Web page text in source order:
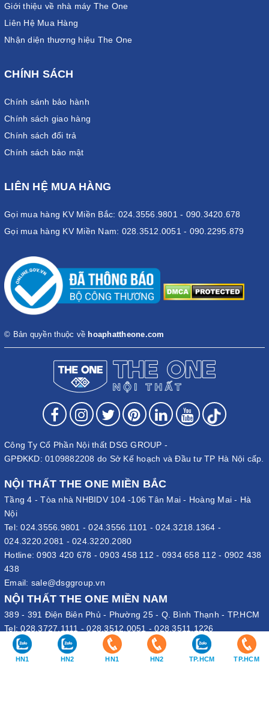
Giới thiệu về nhà máy The One
Liên Hệ Mua Hàng
Nhận diện thương hiệu The One
CHÍNH SÁCH
Chính sánh bảo hành
Chính sách giao hàng
Chính sách đổi trả
Chính sách bảo mật
LIÊN HỆ MUA HÀNG
Gọi mua hàng KV Miền Bắc: 024.3556.9801 - 090.3420.678
Gọi mua hàng KV Miền Nam: 028.3512.0051 - 090.2295.879
© Bản quyền thuộc về hoaphattheone.com
Công Ty Cổ Phần Nội thất DSG GROUP -
GPĐKKD: 0109882208 do Sở Kế hoạch và Đầu tư TP Hà Nội cấp.
NỘI THẤT THE ONE MIỀN BẮC
Tầng 4 - Tòa nhà NHBIDV 104 -106 Tân Mai - Hoàng Mai - Hà
Nội
Tel:024.3556.9801 -024.3556.1101 -024.3218.1364 -
024.3220.2081 - 024.3220.2080
Hotline:0903 420 678 - 0903 458 112 - 0934 658 112 - 0902 438
438
Email: sale@dsggroup.vn
NỘI THẤT THE ONE MIỀN NAM
389 - 391 Điện Biên Phủ - Phường 25 - Q. Bình Thạnh - TP.HCM
Tel:028.3727.1111 -028.3512.0051 -028.3511.1226
Hotline:
0902 295 879 0908 597 705-
0909656682
Email:
sale@dsggroup.vn
HN1 HN2 HN1 HN2 TP.HCM TP.HCM